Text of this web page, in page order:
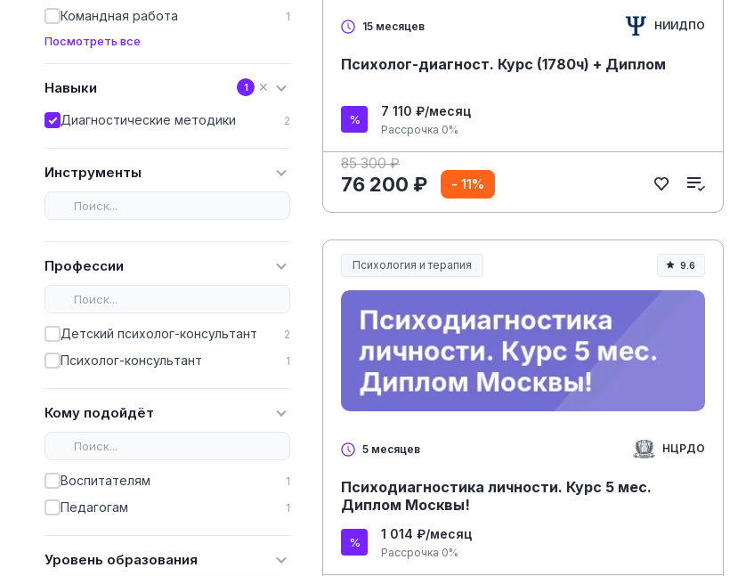
Командная работа 1
Посмотреть все
Навыки 1 ✕
Диагностические методики 2
Инструменты
Профессии
Детский психолог-консультант 2
Психолог-консультант 1
Кому подойдёт
Воспитателям 1
Педагогам 1
Уровень образования
15 месяцев НИИДПО
Психолог-диагност. Курс (1780ч) + Диплом
7 110 ₽/месяц
Рассрочка 0%
85 300 ₽
76 200 ₽ - 11%
Психология и терапия 9.6
5 месяцев НЦРДО
Психодиагностика личности. Курс 5 мес.
Диплом Москвы!
1 014 ₽/месяц
Рассрочка 0%